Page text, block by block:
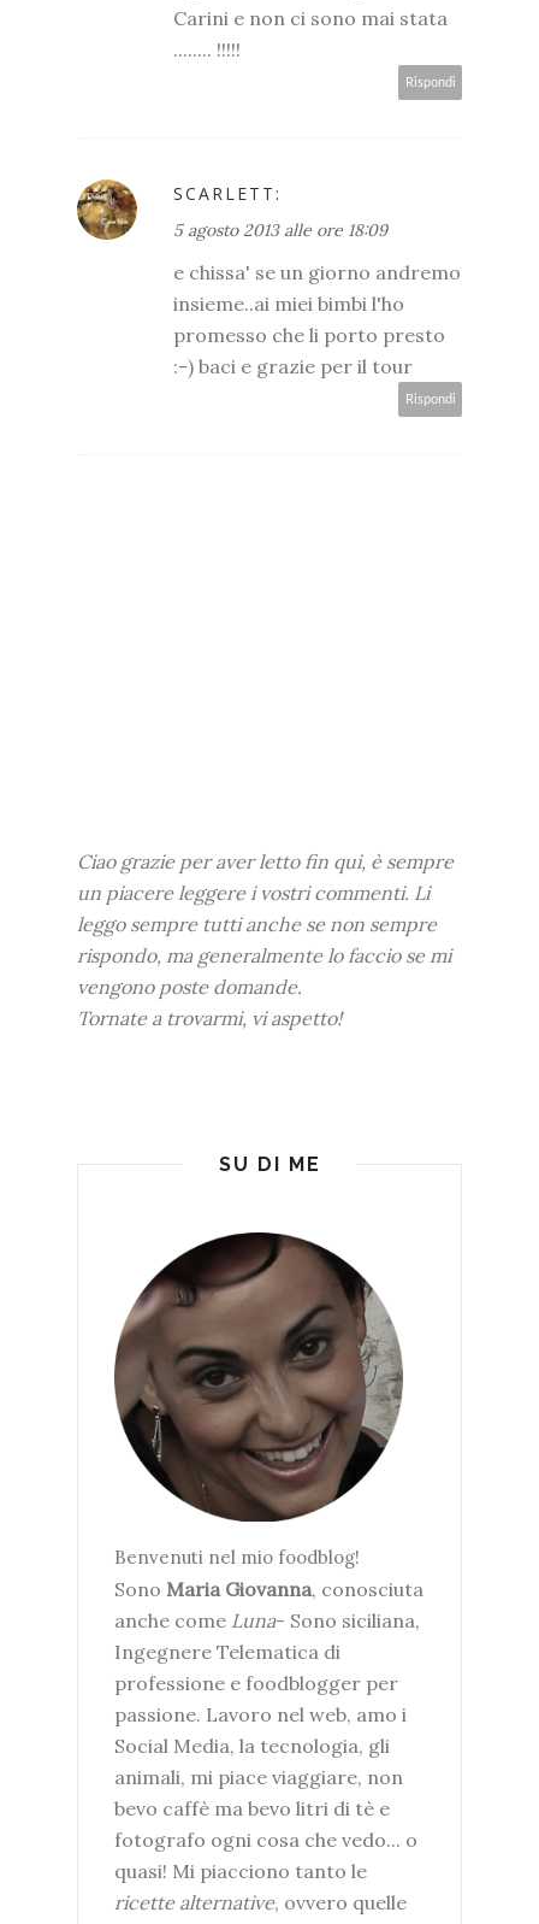
Carini e non ci sono mai stata
........ !!!!!
Rispondi
SCARLETT:
5 agosto 2013 alle ore 18:09
e chissa' se un giorno andremo
insieme..ai miei bimbi l'ho
promesso che li porto presto
:-) baci e grazie per il tour
Rispondi
Ciao grazie per aver letto fin qui, è sempre
un piacere leggere i vostri commenti. Li
leggo sempre tutti anche se non sempre
rispondo, ma generalmente lo faccio se mi
vengono poste domande.
Tornate a trovarmi, vi aspetto!
SU DI ME
Benvenuti nel mio foodblog!
Sono Maria Giovanna, conosciuta
anche come Luna- Sono siciliana,
Ingegnere Telematica di
professione e foodblogger per
passione. Lavoro nel web, amo i
Social Media, la tecnologia, gli
animali, mi piace viaggiare, non
bevo caffè ma bevo litri di tè e
fotografo ogni cosa che vedo... o
quasi! Mi piacciono tanto le
ricette alternative, ovvero quelle